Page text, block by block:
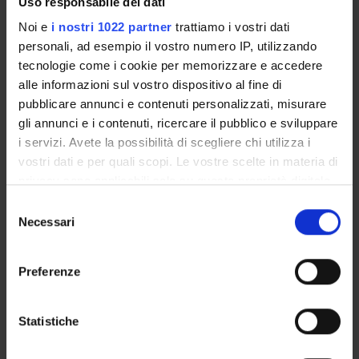
Noi e i nostri 1022 partner trattiamo i vostri dati
personali, ad esempio il vostro numero IP, utilizzando
tecnologie come i cookie per memorizzare e accedere
alle informazioni sul vostro dispositivo al fine di
pubblicare annunci e contenuti personalizzati, misurare
gli annunci e i contenuti, ricercare il pubblico e sviluppare
i servizi. Avete la possibilità di scegliere chi utilizza i
vostri dati e per quali scopi. Le vostre scelte in materia di
modificare o revocare il proprio consenso in qualsiasi
momento dalla Dichiarazione sui cookie o facendo clic
raccogliere informazioni sulla tua posizione
geografica, con un'approssimazione di qualche
Necessari
Preferenze
Statistiche
- TROVATO, G., «El régimen preposicional en español e
italiano: breve estudio contrastivo y traductológico», Ogigia, n.
13, 2013, pp. 19-34.
Reference texts
AUTHOR TITLE
PUBLISHING
HOUSE
YEAR
MORENO
2016